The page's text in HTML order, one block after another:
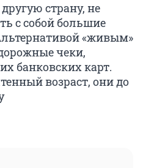
страну, не
с собой большие
«живым»
чеки,
банковских карт.
возраст, они до